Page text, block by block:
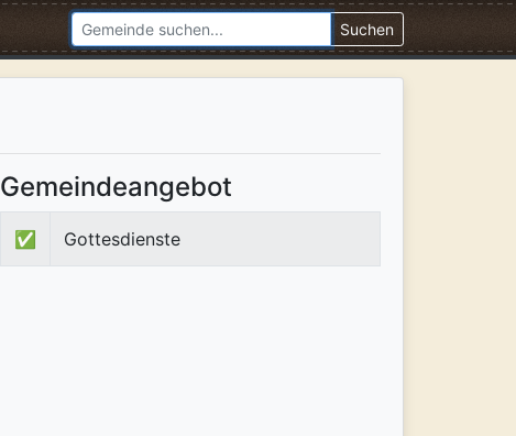
Suchen
Gemeindeangebot
✅ Gottesdienste